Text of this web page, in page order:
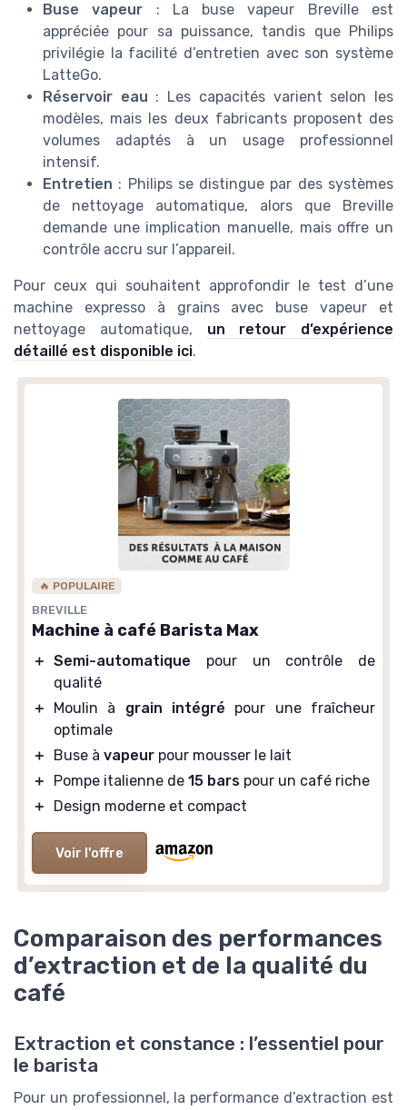
Buse vapeur : La buse vapeur Breville est
appréciée pour sa puissance, tandis que Philips
privilégie la facilité d’entretien avec son système
LatteGo.
Réservoir eau : Les capacités varient selon les
modèles, mais les deux fabricants proposent des
volumes adaptés à un usage professionnel
intensif.
Entretien : Philips se distingue par des systèmes
de nettoyage automatique, alors que Breville
demande une implication manuelle, mais offre un
contrôle accru sur l’appareil.
Pour ceux qui souhaitent approfondir le test d’une
machine expresso à grains avec buse vapeur et
nettoyage automatique, un retour d’expérience
détaillé est disponible ici.
🔥 POPULAIRE
BREVILLE
Machine à café Barista Max
＋ Semi-automatique pour un contrôle de
qualité
＋
Moulin à grain intégré pour une fraîcheur
optimale
＋
Buse à vapeur pour mousser le lait
＋
Pompe italienne de 15 bars pour un café riche
＋
Design moderne et compact
Voir l'offre
Comparaison des performances
d’extraction et de la qualité du
café
Extraction et constance : l’essentiel pour
le barista
Pour un professionnel, la performance d’extraction est